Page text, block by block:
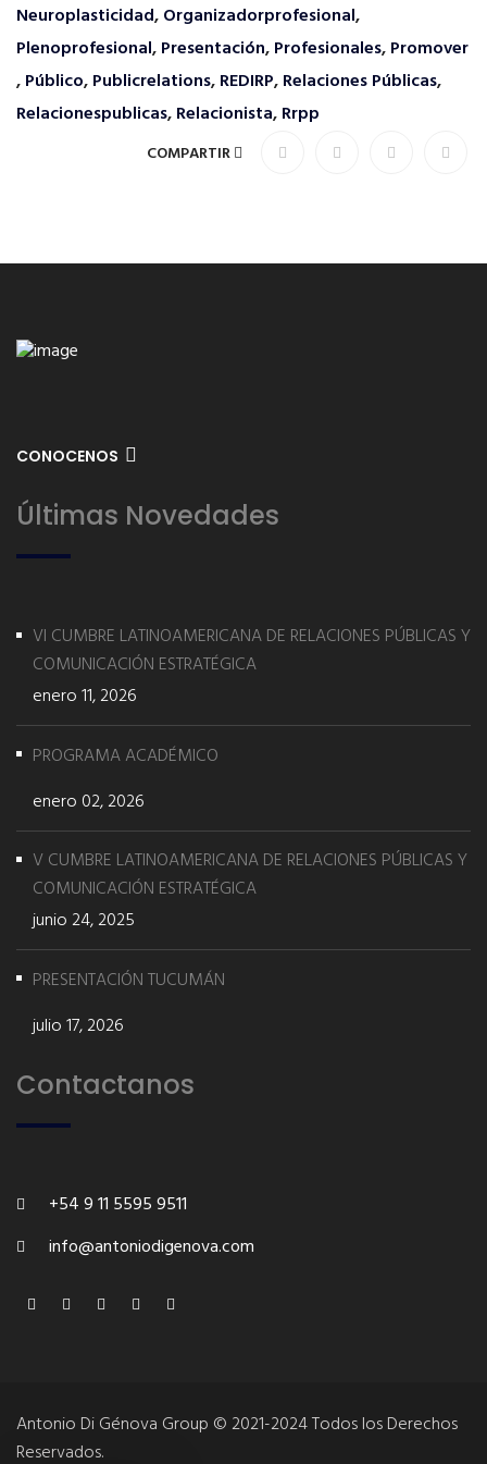
Neuroplasticidad,Organizadorprofesional,
Plenoprofesional,Presentación,Profesionales,Promover
,Público,Publicrelations,REDIRP,Relaciones Públicas,
Relacionespublicas,Relacionista,Rrpp
COMPARTIR
CONOCENOS
Últimas Novedades
VI CUMBRE LATINOAMERICANA DE RELACIONES PÚBLICAS Y
COMUNICACIÓN ESTRATÉGICA
enero 11, 2026
PROGRAMA ACADÉMICO
enero 02, 2026
V CUMBRE LATINOAMERICANA DE RELACIONES PÚBLICAS Y
COMUNICACIÓN ESTRATÉGICA
junio 24, 2025
PRESENTACIÓN TUCUMÁN
julio 17, 2026
Contactanos
+54 9 11 5595 9511
info@antoniodigenova.com
Antonio Di Génova Group © 2021-2024 Todos los Derechos
Reservados.